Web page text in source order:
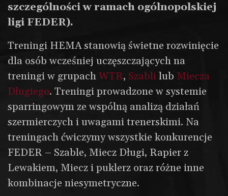
szczególności w ramach ogólnopolskiej
ligi FEDER).
Treningi HEMA stanowią świetne rozwinięcie
dla osób wcześniej uczęszczających na
treningi w grupachWTR, Szablilub Miecza
Długiego. Treningi prowadzone w systemie
sparringowym ze wspólną analizą działań
szermierczych i uwagami trenerskimi. Na
treningach ćwiczymy wszystkie konkurencje
FEDER – Szable, Miecz Długi, Rapier z
Lewakiem, Miecz i puklerz oraz różne inne
kombinacje niesymetryczne.